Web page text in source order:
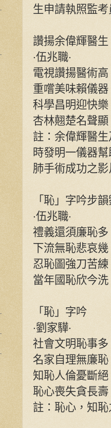
生申請執照監考
讚揚余偉輝醫生
‧伍兆職‧
電視讚揚醫術高
重嚐美味賴儀器
科學昌明迎快樂
杏林翹楚名聲顯
註：余偉輝醫
時發明一儀器
肺手術成功之
「恥」字吟步
‧伍兆職‧
禮義還須廉恥多
下流無恥悲哀幾
忍恥圖強刀苦練
當年國恥欣今洗
「恥」字吟
‧劉家驊‧
社會文明恥事多
名家自理無廉恥
知恥人倫憂斷絕
恥心喪失貪長壽
註：恥心，知恥